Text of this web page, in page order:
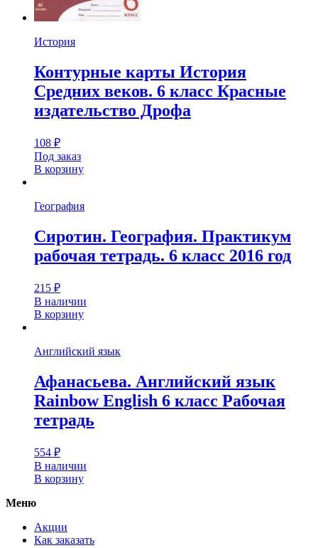
История
Контурные карты История
Средних веков. 6 класс Красные
издательство Дрофа
108 ₽
Под заказ
В корзину
География
Сиротин. География. Практикум
рабочая тетрадь. 6 класс 2016 год
215 ₽
В наличии
В корзину
Английский язык
Афанасьева. Английский язык
Rainbow English 6 класс Рабочая
тетрадь
554 ₽
В наличии
В корзину
Меню
Акции
Как заказать